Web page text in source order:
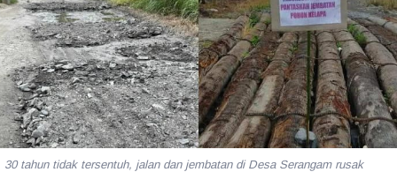
30 tahun tidak tersentuh, jalan dan jembatan di Desa Serangam rusak